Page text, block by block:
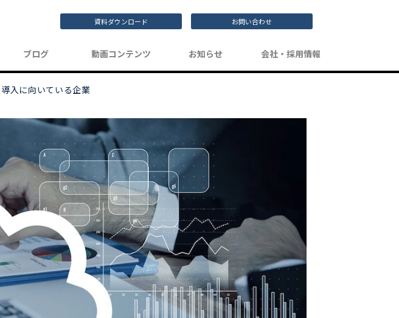
資料ダウンロード お問い合わせ
ブログ 動画コンテンツ お知らせ 会社・採用情報
入に向いている企業